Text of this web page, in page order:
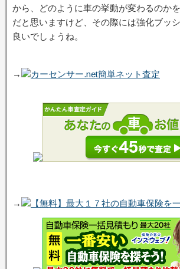
から、どのように車の挙動が変わるのか
だと思いますけど、その際には強化ブッ
良いでしょうね。
→ カーセンサー.net簡単ネット査定
→ 【無料】最大１７社の自動車保険を